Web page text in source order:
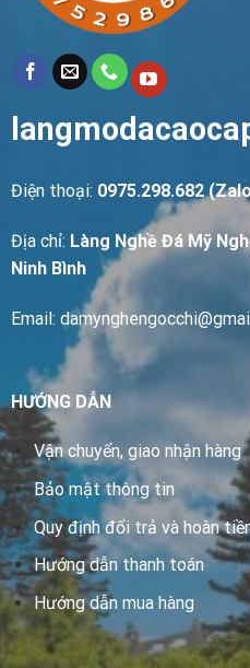
Điện thoại: 0975.298.682
Địa chỉ: Làng Nghề Đá Mỹ
Ninh Bình
Email:
HƯỚNG DẪN
Vận chuyển, giao nhận hàng
Bảo mật thông tin
Quy định đổi trả và hoàn
Hướng dẫn thanh toán
Hướng dẫn mua hàng